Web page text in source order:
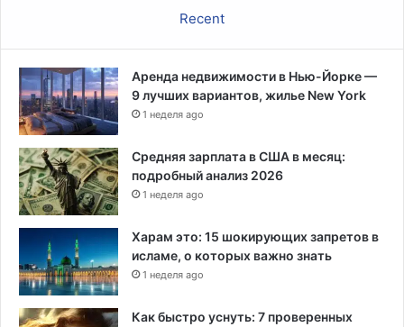
Recent
Аренда недвижимости в Нью-Йорке —
9 лучших вариантов, жилье New York
1 неделя ago
Средняя зарплата в США в месяц:
подробный анализ 2026
1 неделя ago
Харам это: 15 шокирующих запретов в
исламе, о которых важно знать
1 неделя ago
Как быстро уснуть: 7 проверенных